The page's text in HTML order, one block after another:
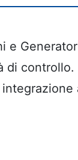
e
di controllo.